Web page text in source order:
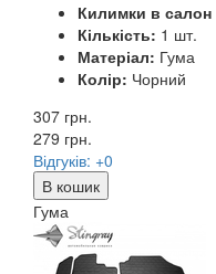
Килимки в салон
Кількість: 1 шт.
Матеріал: Гума
Колір: Чорний
307 грн.
279 грн.
Відгуків: +0
В кошик
Гума